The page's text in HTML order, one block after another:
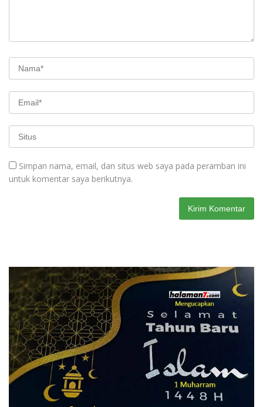
Simpan nama, email, dan situs web saya pada peramban ini
untuk komentar saya berikutnya.